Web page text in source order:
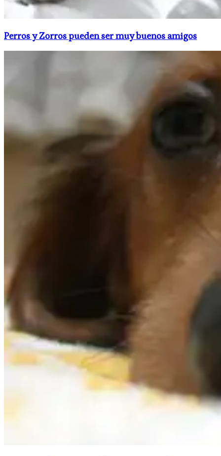
Perros y Zorros pueden ser muy buenos amigos